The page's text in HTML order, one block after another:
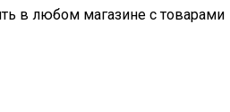
в любом магазине с товарами